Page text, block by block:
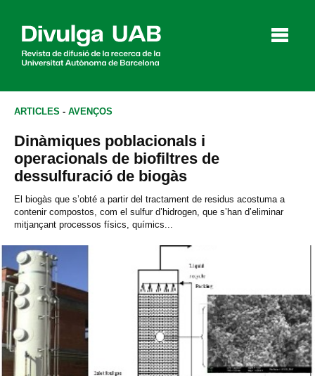
Entrevistes
Agenda
English Español
ARTICLES - AVENÇOS
Dinàmiques poblacionals i
operacionals de biofiltres de
dessulfuració de biogàs
El biogàs que s’obté a partir del tractament de residus acostuma a
contenir compostos, com el sulfur d’hidrogen, que s’han d’eliminar
mitjançant processos físics, químics...